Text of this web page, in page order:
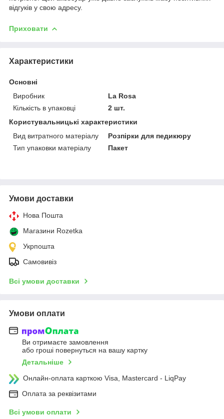
відгуків у свою адресу.
Приховати
Характеристики
Основні
Виробник
La Rosa
Кількість в упаковці
2 шт.
Користувальницькі характеристики
Вид витратного матеріалу
Розпірки для педикюру
Тип упаковки матеріалу
Пакет
Умови доставки
Нова Пошта
Магазини Rozetka
Укрпошта
Самовивіз
Всі умови доставки
Умови оплати
Ви отримаєте замовлення
або гроші повернуться на вашу картку
Детальніше
Онлайн-оплата карткою Visa, Mastercard - LiqPay
Оплата за реквізитами
Всі умови оплати